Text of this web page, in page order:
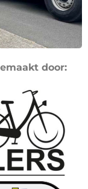
door: